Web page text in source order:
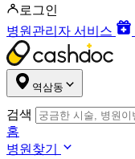
로그인
병원관리자 서비스
역삼동
검색
홈
병원찾기